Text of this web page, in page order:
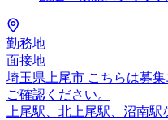
勤務地
面接地
埼玉県上尾市 こちらは募
ご確認ください。
上尾駅、北上尾駅、沼南駅